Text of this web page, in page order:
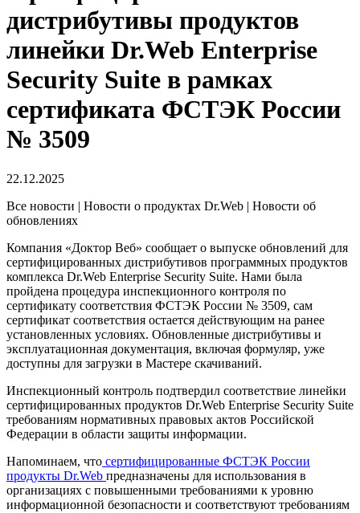
дистрибутивы продуктов
линейки Dr.Web Enterprise
Security Suite в рамках
сертификата ФСТЭК России
№ 3509
22.12.2025
Все новости | Новости о продуктах Dr.Web | Новости об
обновлениях
Компания «Доктор Веб» сообщает о выпуске обновлений для
сертифицированных дистрибутивов программных продуктов
комплекса Dr.Web Enterprise Security Suite. Нами была
пройдена процедура инспекционного контроля по
сертификату соответствия ФСТЭК России № 3509, сам
сертификат соответствия остается действующим на ранее
установленных условиях. Обновленные дистрибутивы и
эксплуатационная документация, включая формуляр, уже
доступны для загрузки в Мастере скачиваний.
Инспекционный контроль подтвердил соответствие линейки
сертифицированных продуктов Dr.Web Enterprise Security Suite
требованиям нормативных правовых актов Российской
Федерации в области защиты информации.
Напоминаем, что сертифицированные ФСТЭК России
продукты Dr.Web предназначены для использования в
организациях с повышенными требованиями к уровню
информационной безопасности и соответствуют требованиям